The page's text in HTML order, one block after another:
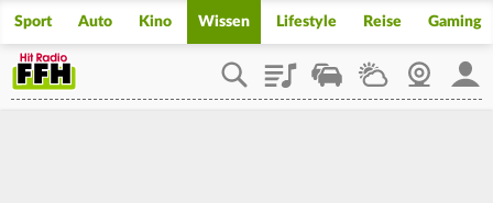
Sport Auto Kino Wissen Lifestyle Reise Gaming
PlaylistStaupilotWetterWebcam